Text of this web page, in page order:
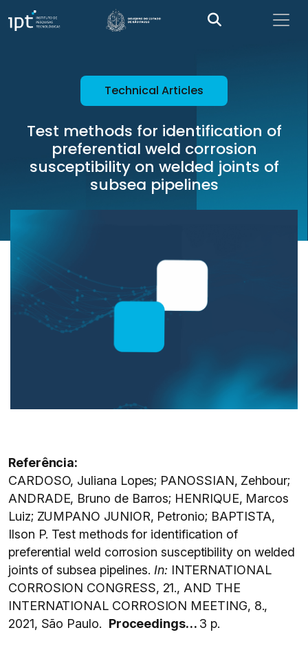
Technical Articles
Test methods for identification of
preferential weld corrosion
susceptibility on welded joints of
subsea pipelines
Referência:
CARDOSO, Juliana Lopes; PANOSSIAN, Zehbour;
ANDRADE, Bruno de Barros; HENRIQUE, Marcos
Luiz; ZUMPANO JUNIOR, Petronio; BAPTISTA,
Ilson P. Test methods for identification of
preferential weld corrosion susceptibility on welded
joints of subsea pipelines. In: INTERNATIONAL
CORROSION CONGRESS, 21., AND THE
INTERNATIONAL CORROSION MEETING, 8.,
2021, São Paulo. Proceedings… 3 p.